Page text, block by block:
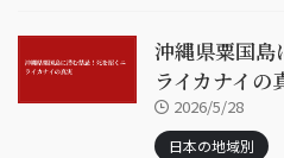
沖縄県粟国島
ライカナイの
2026/5/28
日本の地域別